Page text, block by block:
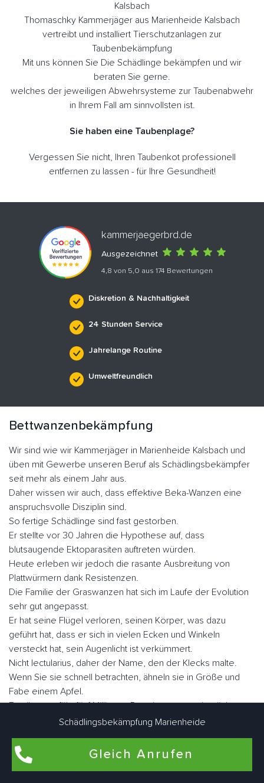
Kalsbach
Thomaschky Kammerjäger aus Marienheide Kalsbach
vertreibt und installiert Tierschutzanlagen zur
Taubenbekämpfung
Mit uns können Sie Die Schädlinge bekämpfen und wir
beraten Sie gerne.
welches der jeweiligen Abwehrsysteme zur Taubenabwehr
in Ihrem Fall am sinnvollsten ist.
Sie haben eine Taubenplage?
Vergessen Sie nicht, Ihren Taubenkot professionell
entfernen zu lassen - für Ihre Gesundheit!
kammerjaegerbrd.de
Ausgezeichnet
4,8 von 5,0 aus 174 Bewertungen
Diskretion & Nachhaltigkeit
24 Stunden Service
Jahrelange Routine
Umweltfreundlich
Bettwanzenbekämpfung
Wir sind wie wir Kammerjäger in Marienheide Kalsbach und
üben mit Gewerbe unseren Beruf als Schädlingsbekämpfer
seit mehr als einem Jahr aus.
Daher wissen wir auch, dass effektive Beka-Wanzen eine
anspruchsvolle Disziplin sind.
So fertige Schädlinge sind fast gestorben.
Er stellte vor 30 Jahren die Hypothese auf, dass
blutsaugende Ektoparasiten auftreten würden.
Heute erleben wir jedoch die rasante Ausbreitung von
Plattwürmern dank Resistenzen.
Die Familie der Graswanzen hat sich im Laufe der Evolution
sehr gut angepasst.
Er hat seine Flügel verloren, seinen Körper, was dazu
geführt hat, dass er sich in vielen Ecken und Winkeln
versteckt hat, sein Augenlicht ist verkümmert.
Nicht lectularius, daher der Name, den der Klecks malte.
Wenn Sie sie schnell betrachten, ähneln sie in Größe und
Fabe einem Apfel.
Es gibt ungefähr fünf Millionen Parasiten, wenn sie nüchtern
sind, aber sie können eine Größe von fast einem Zoll
Der Mensch ist der Hauptwirt blutsaugender Ektoparasiten.
Schädlingsbekämpfung Marienheide
Gleich Anrufen